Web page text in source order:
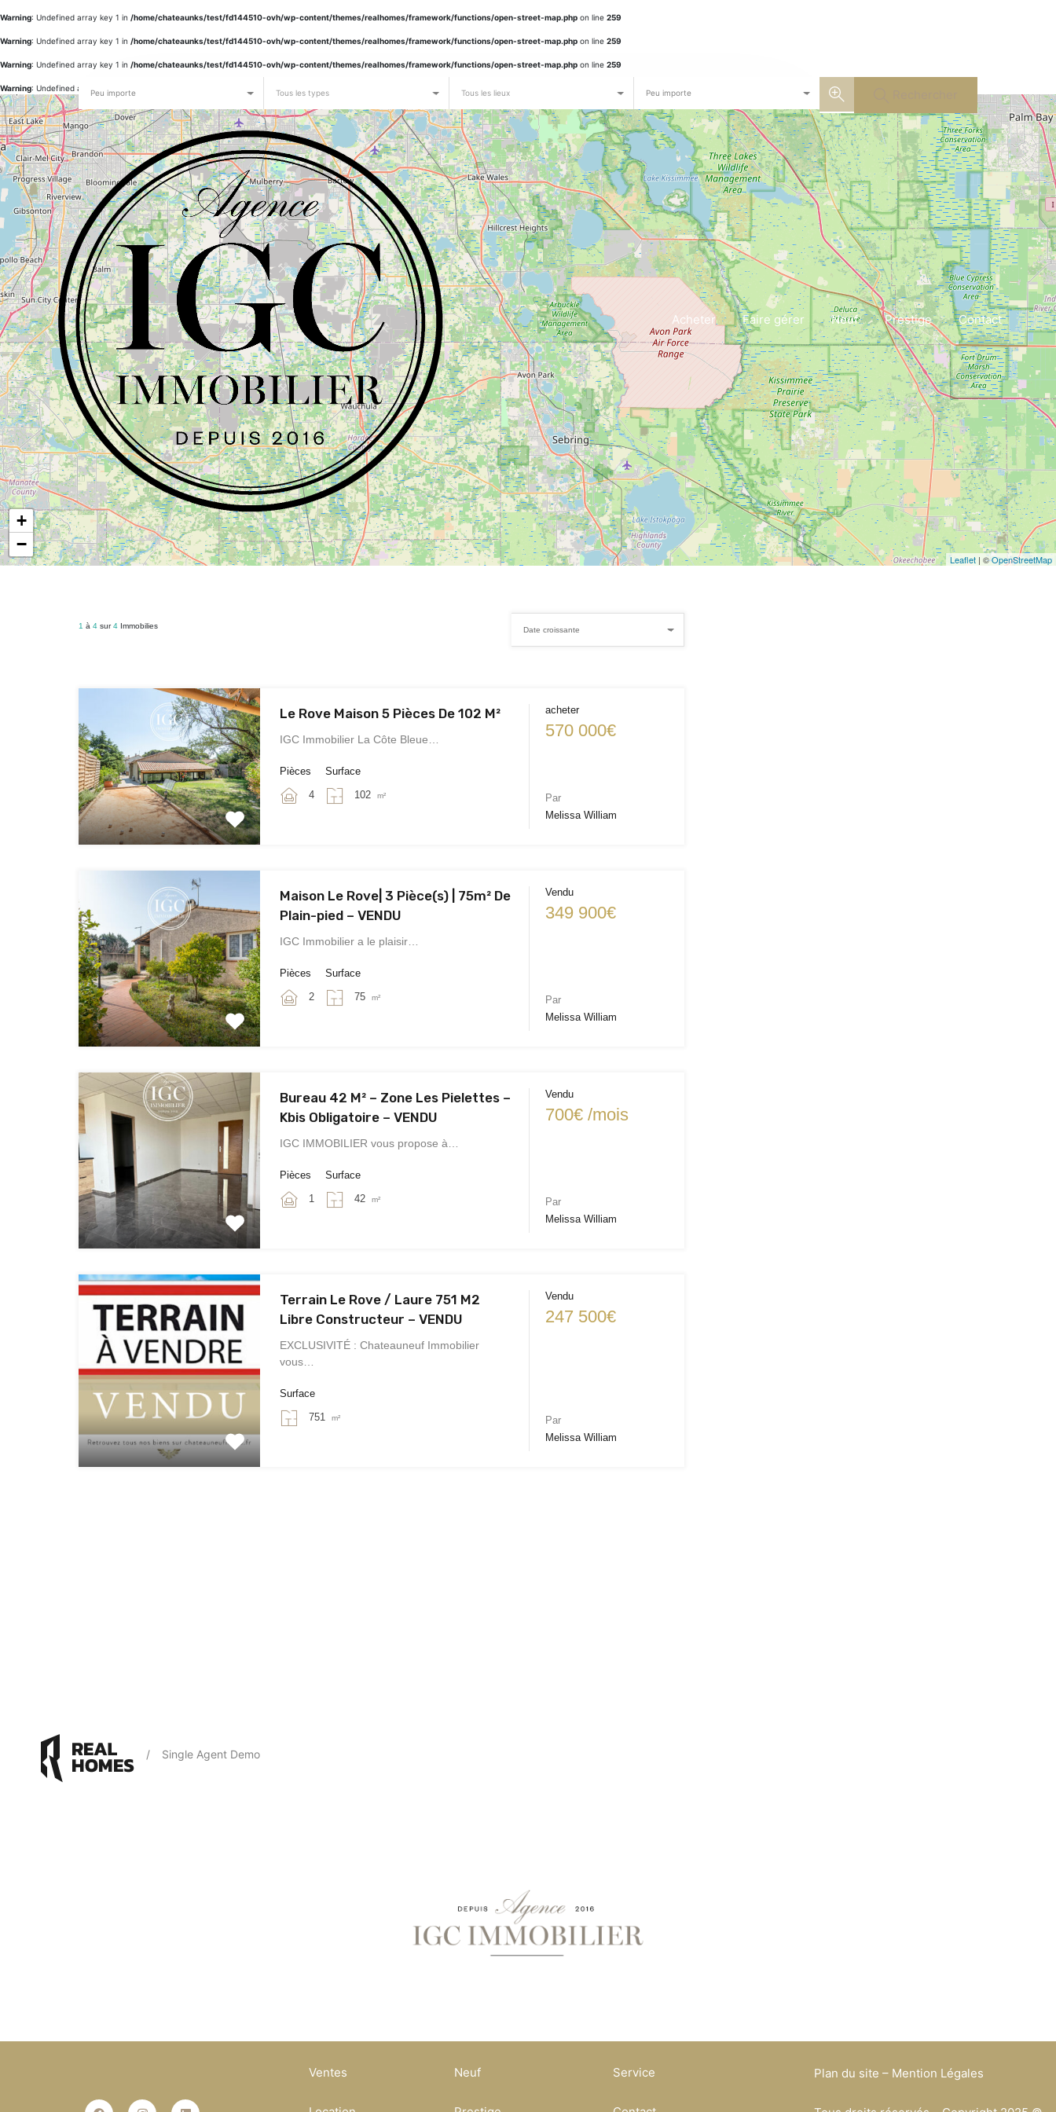
Warning: Undefined array key 1 in /home/chateaunks/test/fd144510-ovh/wp-content/themes/realhomes/framework/functions/open-street-map.php on line 259
Warning: Undefined array key 1 in /home/chateaunks/test/fd144510-ovh/wp-content/themes/realhomes/framework/functions/open-street-map.php on line 259
Warning: Undefined array key 1 in /home/chateaunks/test/fd144510-ovh/wp-content/themes/realhomes/framework/functions/open-street-map.php on line 259
Warning: Undefined array key 1 in /home/chateaunks/test/fd144510-ovh/wp-content/themes/realhomes/framework/functions/open-street-map.php
Acheter Faire gérer Neuf Prestige Contact
Peu importe Tous les types Tous les lieux Peu importe
+
−
Leaflet | ©OpenStreetMap
1 à 4 sur4 Immobilies Date croissante
Le Rove Maison 5 Pièces De 102 M²
IGC Immobilier La Côte Bleue…
Pièces
4
Surface
102
m²
acheter
570 000€
Par
Melissa William
Maison Le Rove| 3 Pièce(s) | 75m² De
Plain-pied – VENDU
IGC Immobilier a le plaisir…
Pièces
2
Surface
75
m²
Vendu
349 900€
Par
Melissa William
Bureau 42 M² – Zone Les Pielettes –
Kbis Obligatoire – VENDU
IGC IMMOBILIER vous propose à…
Pièces
1
Surface
42
m²
Vendu
700€ /mois
Par
Melissa William
Terrain Le Rove / Laure 751 M2
Libre Constructeur – VENDU
EXCLUSIVITÉ : Chateauneuf Immobilier
vous…
Surface
751
m²
Vendu
247 500€
Par
Melissa William
/ Single Agent Demo
Ventes Neuf Service Plan du site – Mention Légales